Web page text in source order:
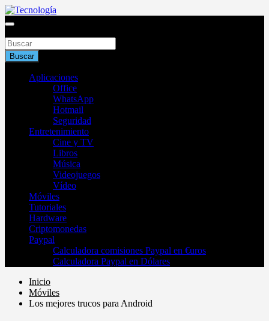
Saltar
al
Tecnología
Buscar
Aplicaciones
Office
WhatsApp
Hotmail
Seguridad
Entretenimiento
Cine y TV
Libros
Música
Videojuegos
Vídeo
Móviles
Tutoriales
Hardware
Criptomonedas
Paypal
Calculadora comisiones Paypal en €uros
Calculadora Paypal en Dólares
Inicio
Móviles
Los mejores trucos para Android